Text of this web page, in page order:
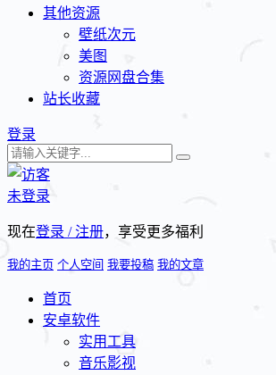
其他资源
壁纸次元
美图
资源网盘合集
站长收藏
登录
未登录
现在登录 / 注册，享受更多福利
我的主页 个人空间 我要投稿 我的文章
首页
安卓软件
实用工具
音乐影视